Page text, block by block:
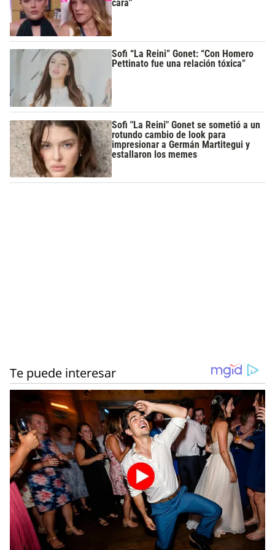
cara"
Sofi “La Reini” Gonet: “Con Homero
Pettinato fue una relación tóxica”
Sofi "La Reini" Gonet se sometió a un
rotundo cambio de look para
impresionar a Germán Martitegui y
estallaron los memes